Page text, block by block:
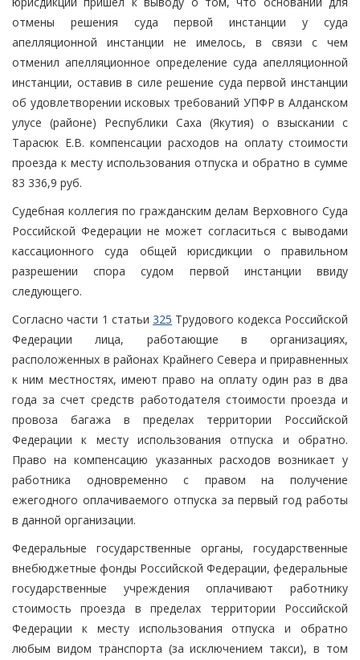
отмены решения суда первой инстанции у суда
апелляционной инстанции не имелось, в связи с чем
отменил апелляционное определение суда апелляционной
инстанции, оставив в силе решение суда первой инстанции
об удовлетворении исковых требований УПФР в Алданском
улусе (районе) Республики Саха (Якутия) о взыскании с
Тарасюк Е.В. компенсации расходов на оплату стоимости
проезда к месту использования отпуска и обратно в сумме
83 336,9 руб.
Судебная коллегия по гражданским делам Верховного Суда
Российской Федерации не может согласиться с выводами
кассационного суда общей юрисдикции о правильном
разрешении спора судом первой инстанции ввиду
следующего.
Согласно части 1 статьи325 Трудового кодекса Российской
Федерации лица, работающие в организациях,
расположенных в районах Крайнего Севера и приравненных
к ним местностях, имеют право на оплату один раз в два
года за счет средств работодателя стоимости проезда и
провоза багажа в пределах территории Российской
Федерации к месту использования отпуска и обратно.
Право на компенсацию указанных расходов возникает у
работника одновременно с правом на получение
ежегодного оплачиваемого отпуска за первый год работы
в данной организации.
Федеральные государственные органы, государственные
внебюджетные фонды Российской Федерации, федеральные
государственные учреждения оплачивают работнику
стоимость проезда в пределах территории Российской
Федерации к месту использования отпуска и обратно
любым видом транспорта (за исключением такси), в том